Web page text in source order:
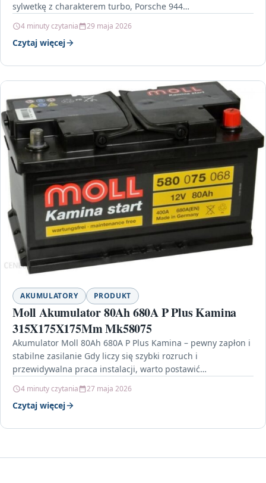
sylwetkę z charakterem turbo, Porsche 944…
4 minuty czytania 29 maja 2026
Czytaj więcej
AKUMULATORY PRODUKT
Moll Akumulator 80Ah 680A P Plus Kamina
315X175X175Mm Mk58075
Akumulator Moll 80Ah 680A P Plus Kamina – pewny zapłon i
stabilne zasilanie Gdy liczy się szybki rozruch i
przewidywalna praca instalacji, warto postawić…
4 minuty czytania 27 maja 2026
Czytaj więcej